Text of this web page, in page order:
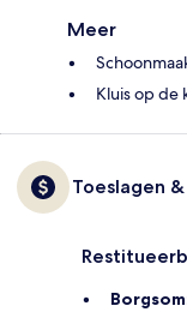
Meer
Kluis op de
Toeslagen